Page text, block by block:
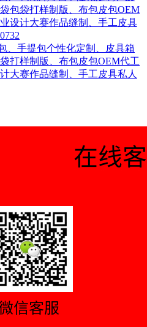
包袋打样制版、布包皮包OEM
设计大赛作品缝制、手工皮具
、手提包个性化定制、皮具箱
打样制版、布包皮包OEM代工
大赛作品缝制、手工皮具私人